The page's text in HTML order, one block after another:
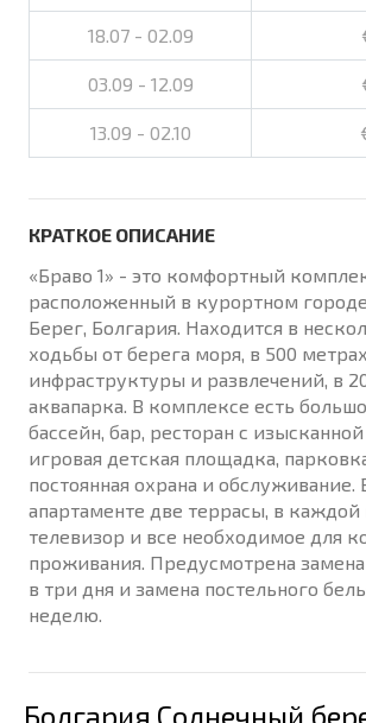
18.07 - 02.09
03.09 - 12.09
13.09 - 02.10
КРАТКОЕ ОПИСАНИЕ
«Браво 1» - это комфортный
расположенный в курортном
Берег, Болгария. Находится в
ходьбы от берега моря, в 500
инфраструктуры и развлечений, в
аквапарка. В комплексе есть
бассейн, бар, ресторан с
игровая детская площадка,
постоянная охрана и обслуживание.
апартаменте две террасы, в каждой
телевизор и все необходимое для
проживания. Предусмотрена
в три дня и замена постельного
неделю.
Болгария Солнечный